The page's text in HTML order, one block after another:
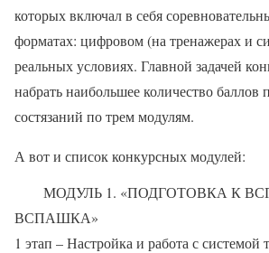
которых включал в себя
форматах: цифровом (на тренажерах и
реальных условиях. Главной задачей
набрать наибольшее количество баллов
состязаний по трем модулям.
А вот и список конкурсных модулей:
МОДУЛЬ 1. «ПОДГОТОВКА К
ВСПАШКА»
1 этап – Настройка и работа с системой